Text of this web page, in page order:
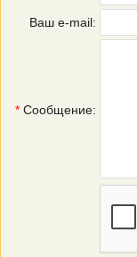
Ваш e-mail:
* Сообщение: